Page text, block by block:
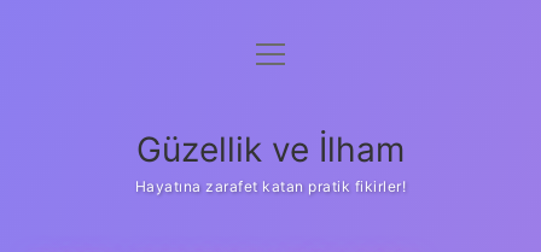
Anasayfa
Yasal Uyarı
menüyü
Güzellik ve İlham
Hayatına zarafet katan pratik fikirler!